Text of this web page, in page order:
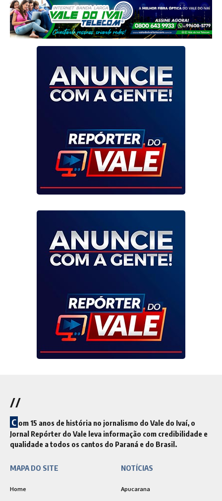
//
C om 15 anos de história no jornalismo do Vale do Ivaí, o
Jornal Repórter do Vale leva informação com credibilidade e
qualidade a todos os cantos do Paraná e do Brasil.
MAPA DO SITE
Home
NOTÍCIAS
Apucarana